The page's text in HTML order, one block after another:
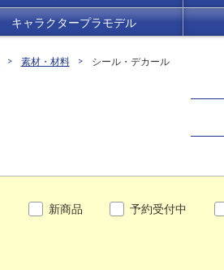
キャラクタープラモデル
素材・材料 シール・デカール
新商品 予約受付中